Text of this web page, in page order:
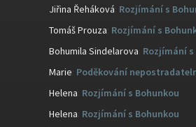
Jiřina Řeháková Rozjímání s
Tomáš Prouza Rozjímání s
Bohumila Sindelarova Rozjímání
Marie Poděkování
Helena Rozjímání s Bohunkou
Helena Rozjímání s Bohunkou